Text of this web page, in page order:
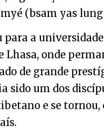
(bsam yas
para a
onde
de grande
sido um dos
e se tornou,